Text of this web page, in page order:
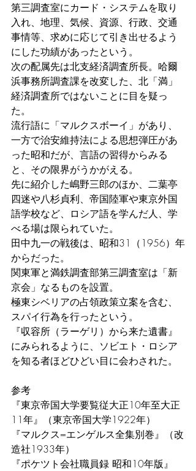
第三調査室にカード・システムを取り
入れ、地理、気候、資源、行政、交通
事情等、求めに応じて引き出せるよう
にした功績があったという。
次の配属先は北支経済調査所長。哈爾
浜事務所調査課を改変した、北「満」
経済調査所ではないことに目を疑っ
た。
流行語に「マルクスボーイ」があり、
一方で治安維持法による思想弾圧があ
った昭和だが、言語の習得からみる
と、その限界がうかがえる。
先に紹介した嶋野三郎のほか、二葉亭
四迷や八杉貞利、帝国陸軍や東京外国
語学校など、ロシア語を学んだ人、学
べる場は限られていた。
田中九一の戦後は、昭和31（1956）年
からだった。
関東軍と満鉄調査部第三調査室は「新
京会」なるものを設置。
極東シベリアの占領政策立案を含む、
スパイ行為を行ったという。
『収容所（ラーゲリ）から来た遺書』
にみられるように、ソビエト・ロシア
を知る者ほどひどい目に会わされた。
参考
『東京帝国大学要覧従大正10年至大正
11年』（東京帝国大学1922年）
『マルクス=エンゲルス全集別巻』（改
造社1933年）
『ポケツト会社職員録 昭和10年版』